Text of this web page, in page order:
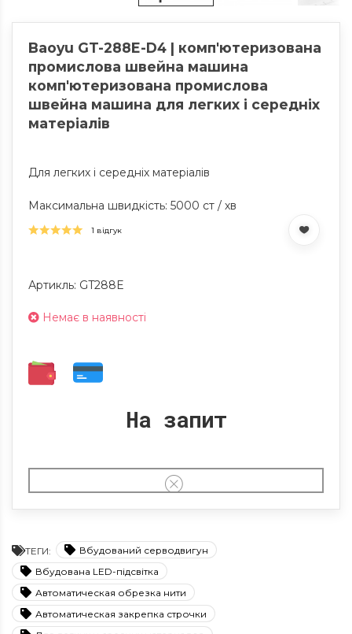
Baoyu GT-288E-D4 | комп'ютеризована
промислова швейна машина
комп'ютеризована промислова
швейна машина для легких і середніх
матеріалів
Для легких і середніх матеріалів
Максимальна швидкість: 5000 ст / хв
1 відгук
Артикль: GT288E
Немає в наявності
На запит
ТЕГИ:
Вбудований серводвигун
Вбудована LED-підсвітка
Автоматическая обрезка нити
Автоматическая закрепка строчки